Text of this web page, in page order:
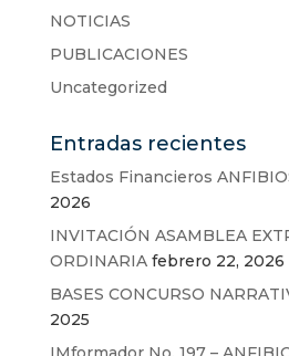
NOTICIAS
PUBLICACIONES
Uncategorized
Entradas recientes
Estados Financieros
2026
INVITACIÓN ASAMBLEA
ORDINARIA febrero 22, 2026
BASES CONCURSO
2025